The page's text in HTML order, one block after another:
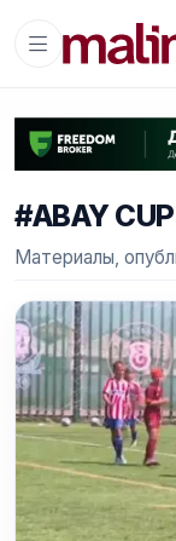
#ABAY CUP
Материалы,